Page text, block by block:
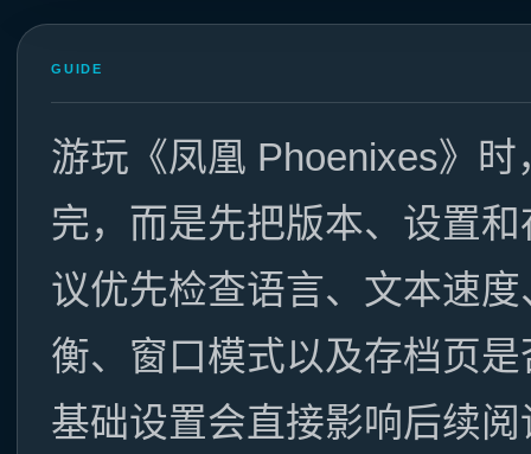
GUIDE
游玩《凤凰 Phoenixes》
完，而是先把版本、设置
议优先检查语言、文本速
衡、窗口模式以及存档页
基础设置会直接影响后续